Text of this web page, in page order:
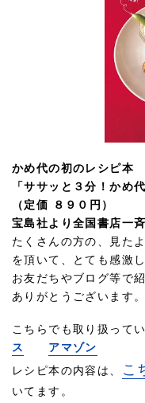
かめ代の初のレシピ本
「ササッと３分！かめ
（定価 ８９０円）
宝島社より全国書店一
たくさんの方の、見た
を頂いて、とても感激
お友だちやブログ等で
ありがとうございます。
こちらでも取り扱っ
ス
アマゾン
レシピ本の内容は、
こ
いてます。